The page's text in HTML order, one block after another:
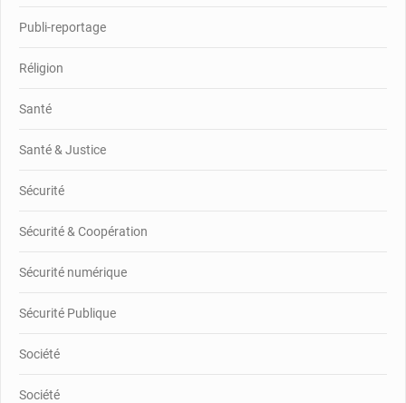
Publi-reportage
Réligion
Santé
Santé & Justice
Sécurité
Sécurité & Coopération
Sécurité numérique
Sécurité Publique
Société
Société